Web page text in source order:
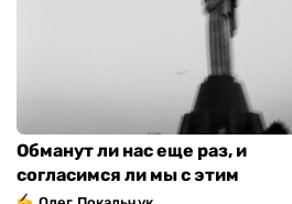
Обманут ли нас еще раз, и
согласимся ли мы с этим